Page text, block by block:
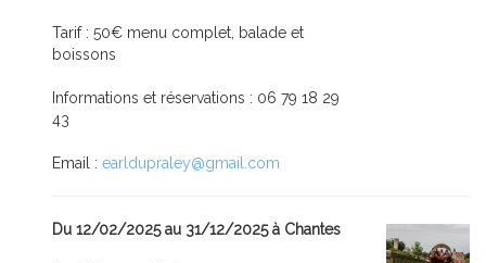
Tarif : 50€ menu complet, balade et
boissons
Informations et réservations : 06 79 18 29
43
Email : earldupraley@gmail.com
Du 12/02/2025 au 31/12/2025 à Chantes